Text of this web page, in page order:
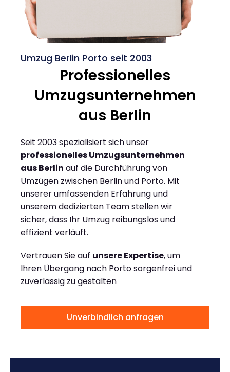
Umzug Berlin Porto seit 2003
Professionelles
Umzugsunternehmen
aus Berlin
Seit 2003 spezialisiert sich unser
professionelles Umzugsunternehmen
aus Berlin auf die Durchführung von
Umzügen zwischen Berlin und Porto. Mit
unserer umfassenden Erfahrung und
unserem dedizierten Team stellen wir
sicher, dass Ihr Umzug reibungslos und
effizient verläuft.
Vertrauen Sie auf unsere Expertise, um
Ihren Übergang nach Porto sorgenfrei und
zuverlässig zu gestalten
Unverbindlich anfragen